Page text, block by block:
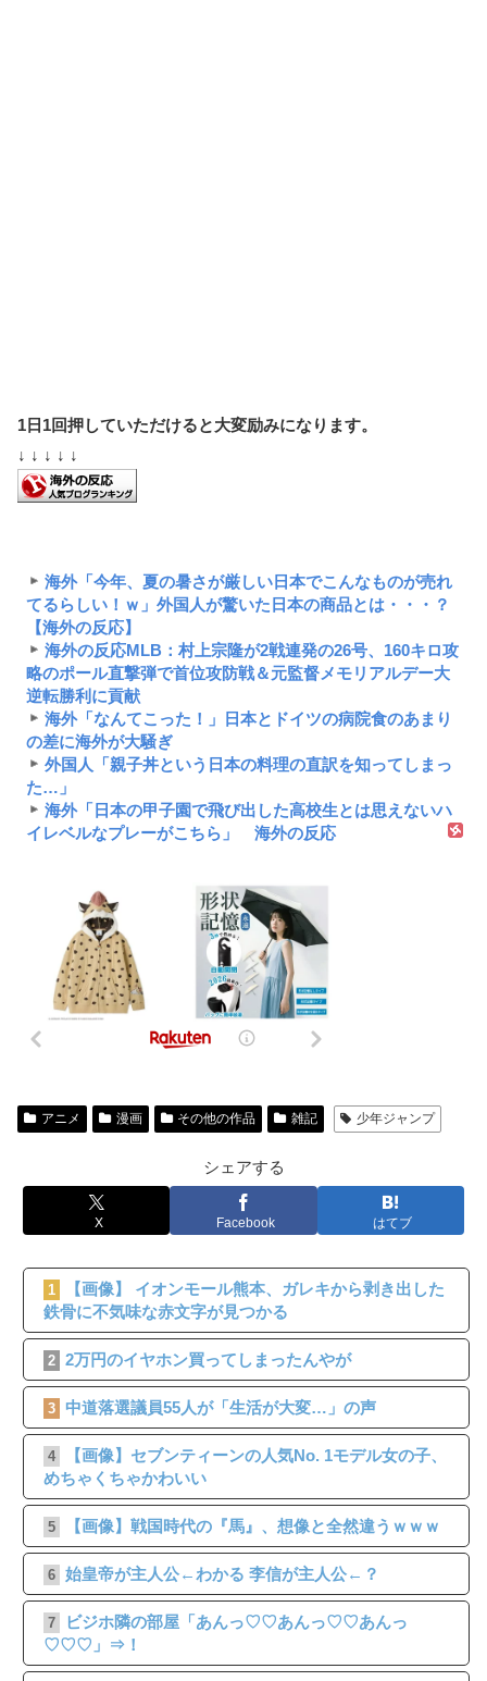
1日1回押していただけると大変励みになります。
↓ ↓ ↓ ↓ ↓
海外「今年、夏の暑さが厳しい日本でこんなものが売れ
てるらしい！ｗ」外国人が驚いた日本の商品とは・・・？
【海外の反応】
海外の反応MLB：村上宗隆が2戦連発の26号、160キロ攻
略のポール直撃弾で首位攻防戦＆元監督メモリアルデー大
逆転勝利に貢献
海外「なんてこった！」日本とドイツの病院食のあまり
の差に海外が大騒ぎ
外国人「親子丼という日本の料理の直訳を知ってしまっ
た…」
海外「日本の甲子園で飛び出した高校生とは思えないハ
イレベルなプレーがこちら」 海外の反応
アニメ 漫画 その他の作品 雑記 少年ジャンプ
シェアする
X Facebook はてブ
1
【画像】 イオンモール熊本、ガレキから剥き出した
鉄骨に不気味な赤文字が見つかる
2 2万円のイヤホン買ってしまったんやが
3 中道落選議員55人が「生活が大変…」の声
4
【画像】セブンティーンの人気No. 1モデル女の子、
めちゃくちゃかわいい
5 【画像】戦国時代の『馬』、想像と全然違うｗｗｗ
6 始皇帝が主人公←わかる 李信が主人公←？
7
ビジホ隣の部屋「あんっ♡♡あんっ♡♡あんっ
♡♡♡」⇒！